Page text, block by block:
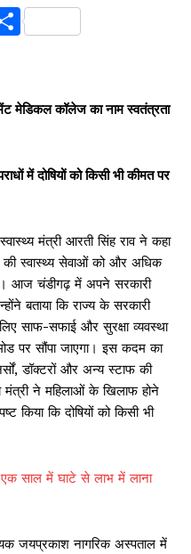
S
e
मेडिकल कॉलेज का नाम स्वतंत्रता
में दोषियों को किसी भी कीमत पर
स्वास्थ्य मंत्री आरती सिंह राव ने कहा
स्वास्थ्य सेवाओं को और अधिक
आज चंडीगढ़ में अपने सरकारी
बताया कि राज्य के सरकारी
साफ-सफाई और सुरक्षा व्यवस्था
मोड पर सौंपा जाएगा। इस कदम का
डॉक्टरों और अन्य स्टाफ की
मंत्री ने महिलाओं के खिलाफ होने
किया कि दोषियों को किसी भी
एक साल में घाटे से लाभ में लाना
जयप्रकाश नागरिक अस्पताल में